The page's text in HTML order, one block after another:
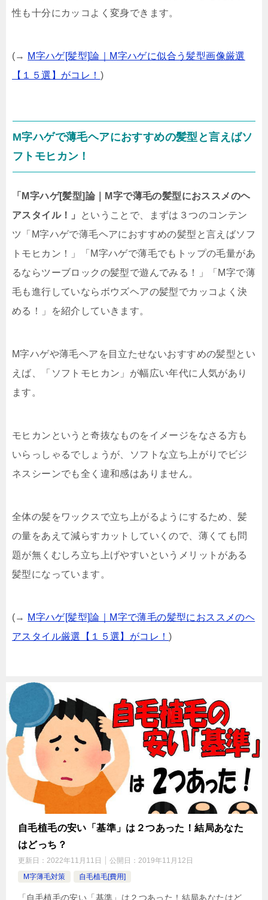
性も十分にカッコよく変身できます。
(→ M字ハゲ[髪型]論｜M字ハゲに似合う髪型画像厳選
【１５選】がコレ！ )
M字ハゲで薄毛ヘアにおすすめの髪型と言えばソ
フトモヒカン！
「M字ハゲ[髪型]論｜M字で薄毛の髪型におススメのヘ
アスタイル！」
ということで、まずは３つのコンテン
ツ「M字ハゲで薄毛ヘアにおすすめの髪型と言えばソフ
トモヒカン！」「M字ハゲで薄毛でもトップの毛量があ
るならツーブロックの髪型で遊んでみる！」「M字で薄
毛も進行していならボウズヘアの髪型でカッコよく決
める！」を紹介していきます。
M字ハゲや薄毛ヘアを目立たせないおすすめの髪型とい
えば、「ソフトモヒカン」が幅広い年代に人気があり
ます。
モヒカンというと奇抜なものをイメージをなさる方も
いらっしゃるでしょうが、ソフトな立ち上がりでビジ
ネスシーンでも全く違和感はありません。
全体の髪をワックスで立ち上がるようにするため、髪
の量をあえて減らすカットしていくので、薄くても問
題が無くむしろ立ち上げやすいというメリットがある
髪型になっています。
(→ M字ハゲ[髪型]論｜M字で薄毛の髪型におススメのヘ
アスタイル厳選【１５選】がコレ！)
自毛植毛の安い「基準」は２つあった！結局あなた
はどっち？
更新日： 2022年11月11日 公開日： 2019年11月12日
M字薄毛対策
自毛植毛[費用]
「自毛植毛の安い「基準」は２つあった！結局あなたはど